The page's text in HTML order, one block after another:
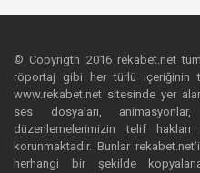
© Copyrigth 2016 rekabet.net
röportaj gibi her türlü içeriğinin
www.rekabet.net sitesinde yer
ses dosyaları,
düzenlemelerimizin telif
korunmaktadır. Bunlar
herhangi bir şekilde